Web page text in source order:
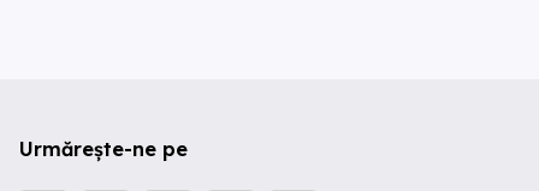
Urmărește-ne pe